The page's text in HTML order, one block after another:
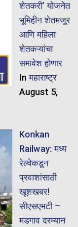
शेतकरी’ योजनेत
भूमिहीन शेतमजूर
आणि महिला
शेतकऱ्यांचा
समावेश होणार
Inमहाराष्ट्र
August 5,
Konkan
Railway: मध्य
रेल्वेकडून
प्रवाशांसाठी
खूशखबर!
सीएसएमटी –
मडगाव दरम्यान